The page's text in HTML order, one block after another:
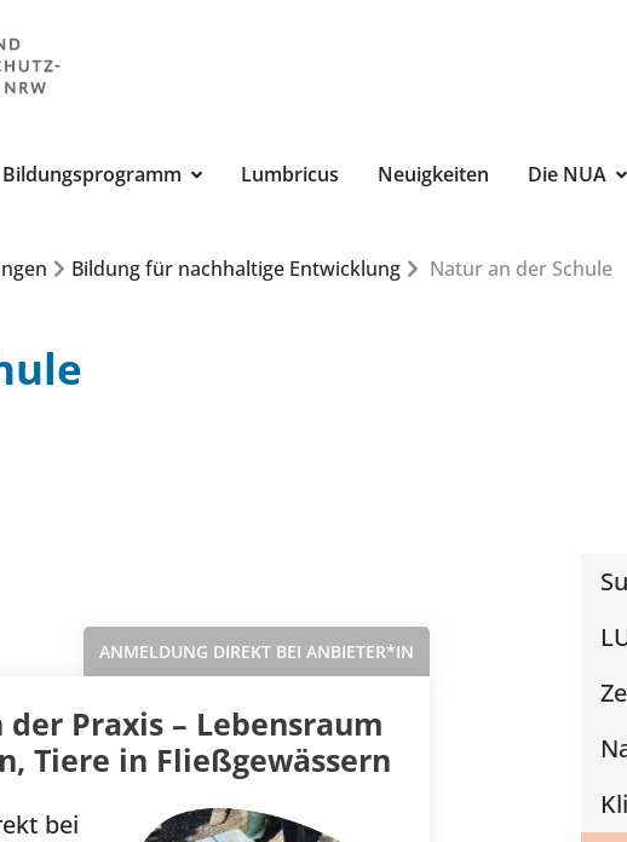
Bildungsprogramm Lumbricus Neuigkeiten Die NUA
Bildung für nachhaltige Entwicklung Natur an der Schule
ANMELDUNG DIREKT BEI ANBIETER*IN
Praxis – Lebensraum
Tiere in Fließgewässern
bei